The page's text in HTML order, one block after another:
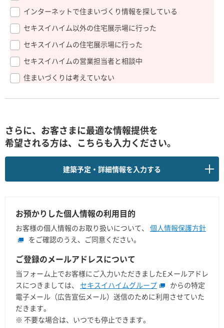
インターネットで住まいづくり情報を探している
セキスイハイム以外の住宅展示場に行った
セキスイハイムの住宅展示場に行った
セキスイハイムの営業担当者と相談中
住まいづくりは考えていない
さらに、お客さまに最適な情報提供を
希望される方は、こちらも入力ください。
建築予定・詳細情報を入力する
お預かりした個人情報の利用目的
お客様の個人情報のお取り扱いについて、 個人情報保護方針
をご確認のうえ、ご同意ください。
ご登録のメールアドレスについて
当フォーム上でお客様にご入力いただきましたEメールアドレ
スにつきましては、 セキスイハイムグループ
からの特定
電子メール（広告宣伝メール）送信のために利用させていた
だきます。
※ 不要な場合は、いつでも停止できます。